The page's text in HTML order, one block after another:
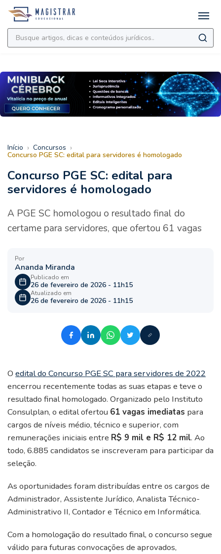
Início › Concursos ›
Concurso PGE SC: edital para servidores é homologado
Concurso PGE SC: edital para
servidores é homologado
A PGE SC homologou o resultado final do
certame para servidores, que ofertou 61 vagas
Por
Ananda Miranda
Publicado em
26 de fevereiro de 2026 - 11h15
Atualizado em
26 de fevereiro de 2026 - 11h15
O edital do Concurso PGE SC para servidores de 2022
encerrou recentemente todas as suas etapas e teve o
resultado final homologado. Organizado pelo Instituto
Consulplan, o edital ofertou 61 vagas imediatas para
cargos de níveis médio, técnico e superior, com
remunerações iniciais entre R$ 9 mil e R$ 12 mil. Ao
todo, 6.885 candidatos se inscreveram para participar da
seleção.
As oportunidades foram distribuídas entre os cargos de
Administrador, Assistente Jurídico, Analista Técnico-
Administrativo II, Contador e Técnico em Informática.
Com a homologação do resultado final, o concurso segue
válido para futuras convocações de aprovados,